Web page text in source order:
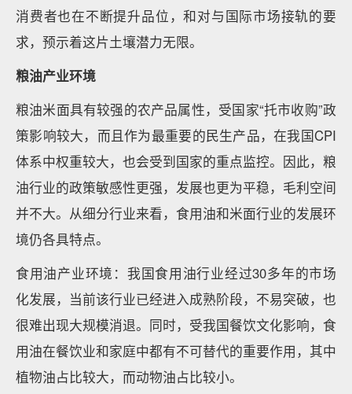
消费者也在不断提升品位，和对与国际市场接轨的要
求，预示着这片土壤潜力无限。
粮油产业环境
粮油米面具有较强的农产品属性，受国家“托市收购”政
策影响较大，而且作为最重要的民生产品，在我国CPI
体系中权重较大，也会受到国家的重点监控。因此，粮
油行业的政策敏感性更强，发展也更为平稳，毛利空间
并不大。从细分行业来看，食用油和米面行业的发展环
境仍各具特点。
食用油产业环境：我国食用油行业经过30多年的市场
化发展，当前该行业已经进入成熟阶段，不易突破，也
很难出现大规模消退。同时，受我国餐饮文化影响，食
用油在餐饮业和家庭中都有不可替代的重要作用，其中
植物油占比较大，而动物油占比较小。